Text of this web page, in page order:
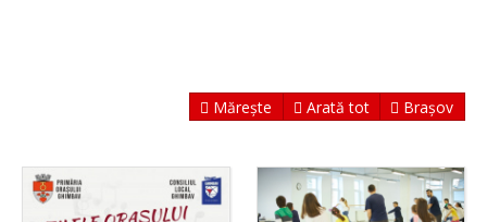
Mărește Arată tot Brașov